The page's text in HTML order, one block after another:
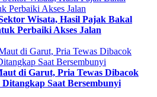
Wisata, Hasil Pajak Bakal
Perbaiki Akses Jalan
di Garut, Pria Tewas Dibacok
Saat Bersembunyi